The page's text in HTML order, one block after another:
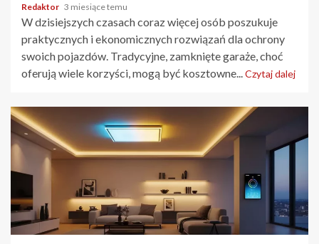
Redaktor 3 miesiące temu
W dzisiejszych czasach coraz więcej osób poszukuje
praktycznych i ekonomicznych rozwiązań dla ochrony
swoich pojazdów. Tradycyjne, zamknięte garaże, choć
oferują wiele korzyści, mogą być kosztowne...Czytaj dalej
4 min odczytu